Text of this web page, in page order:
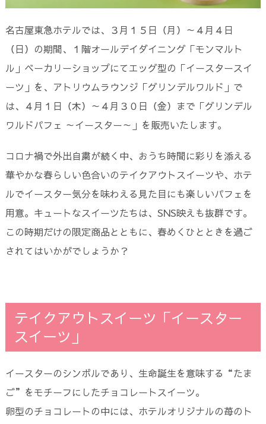
名古屋東急ホテルでは、３月１５日（月）～４月４日
（日）の期間、１階オールデイダイニング「モンマルト
ル」ベーカリーショップにてエッグ型の「イースタースイ
ーツ」を、アトリウムラウンジ「グリンデルワルド」で
は、４月１日（木）～４月３０日（金）まで「グリンデル
ワルドパフェ ～イースター～」を販売いたします。
コロナ禍で外出自粛が続く中、おうち時間に彩りを添える
華やかな春らしい色合いのテイクアウトスイーツや、ホテ
ルでイースター気分を味わえる見た目にも楽しいパフェを
用意。キュートなスイーツたちは、SNS映えも抜群です。
この時期だけの限定商品とともに、春めくひとときを過ご
されてはいかがでしょうか？
テイクアウトスイーツ「イースター
スイーツ」
イースターのシンボルであり、生命誕生を意味する“たま
ご”をモチーフにしたチョコレートスイーツ。
卵型のチョコレートの中には、ホテルオリジナルの苺のト